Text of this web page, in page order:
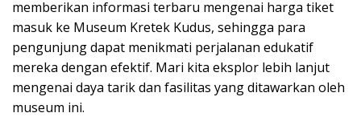
memberikan informasi terbaru mengenai harga tiket
masuk ke Museum Kretek Kudus, sehingga para
pengunjung dapat menikmati perjalanan edukatif
mereka dengan efektif. Mari kita eksplor lebih lanjut
mengenai daya tarik dan fasilitas yang ditawarkan oleh
museum ini.